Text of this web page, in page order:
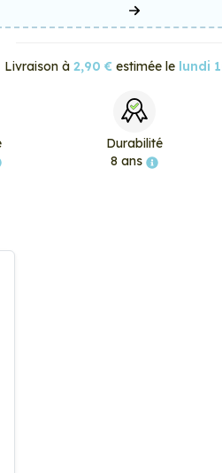
Livraison à 2,90 € estimée le lundi
Durabilité
8 ans